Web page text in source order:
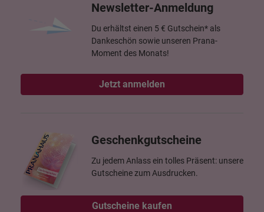
Newsletter-Anmeldung
Du erhältst einen 5 € Gutschein* als
Dankeschön sowie unseren Prana-
Moment des Monats!
Jetzt anmelden
Geschenkgutscheine
Zu jedem Anlass ein tolles Präsent: unsere
Gutscheine zum Ausdrucken.
Gutscheine kaufen